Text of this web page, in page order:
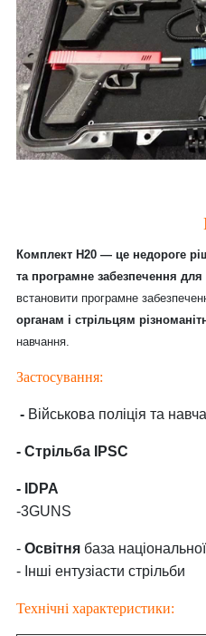
Комплект H20 ​​— це недороге
та програмне забезпечення
встановити програмне
органам і стрільцям
навчання.
Застосування:
- Військова поліція та
- Стрільба IPSC
- IDPA
-3GUNS
- Освітня база
- Інші ентузіасти стрільби
Технічні характеристики: